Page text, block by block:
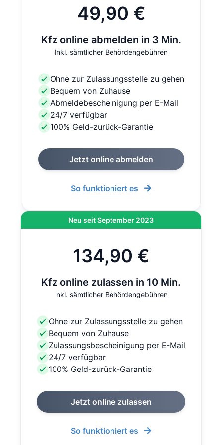
49,90 €
Kfz online abmelden in 3 Min.
Inkl. sämtlicher Behördengebühren
Ohne zur Zulassungsstelle zu gehen
Bequem von Zuhause
Abmeldebescheinigung per E-Mail
24/7 verfügbar
100% Geld-zurück-Garantie
Jetzt online abmelden
So funktioniert es
Neu seit September 2023
134,90 €
Kfz online zulassen in 10 Min.
inkl. sämtlicher Behördengebühren
Ohne zur Zulassungsstelle zu gehen
Bequem von Zuhause
Zulassungsbescheinigung per E-Mail
24/7 verfügbar
100% Geld-zurück-Garantie
Jetzt online zulassen
So funktioniert es